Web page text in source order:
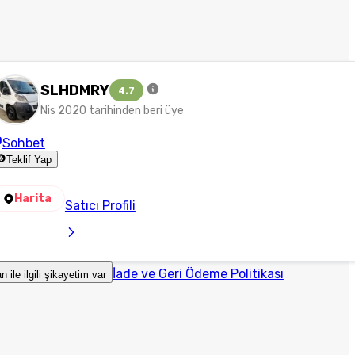
SLHDMRY 4.7
Nis 2020 tarihinden beri üye
Sohbet
Teklif Yap
Harita Satıcı Profili
ile ilgili şikayetim var İade ve Geri Ödeme Politikası